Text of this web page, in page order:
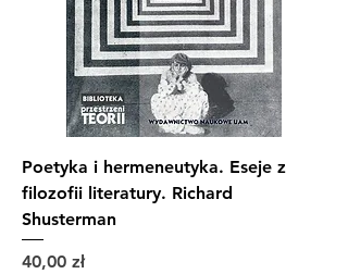
Poetyka i hermeneutyka. Eseje z
filozofii literatury. Richard
Shusterman
Cena
40,00 zł